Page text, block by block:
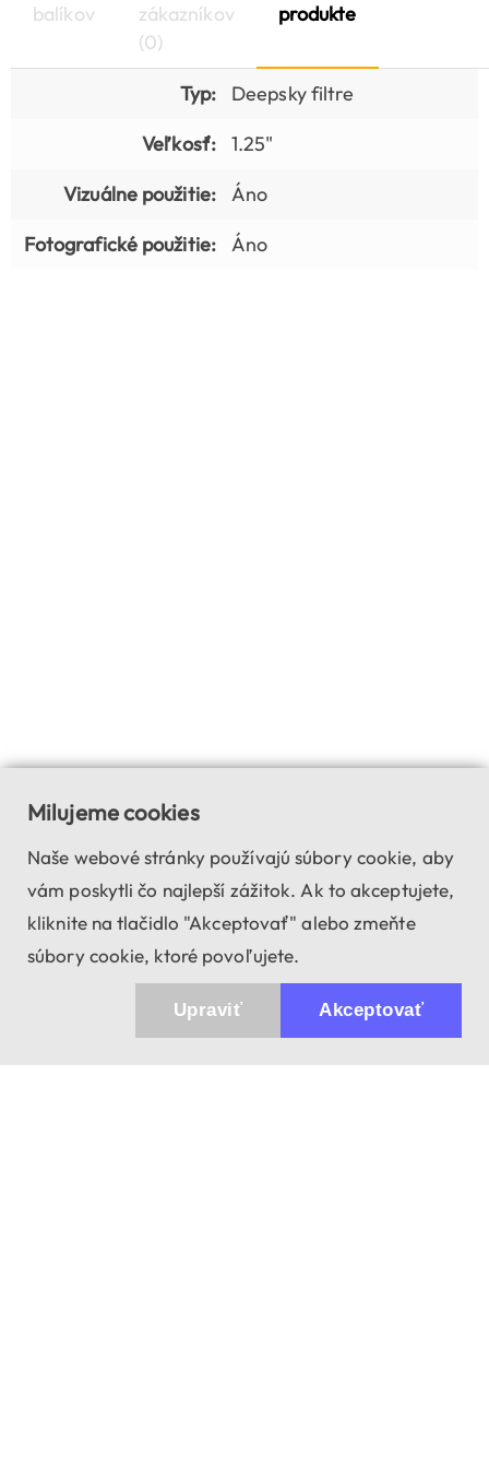
balíkov
zákazníkov
(0)
produkte
Typ:
Deepsky filtre
Veľkosť:
1.25"
Vizuálne použitie:
Áno
Fotografické použitie:
Áno
Milujeme cookies
Naše webové stránky používajú súbory cookie, aby
vám poskytli čo najlepší zážitok. Ak to akceptujete,
kliknite na tlačidlo "Akceptovať" alebo zmeňte
súbory cookie, ktoré povoľujete.
Akceptovať
Upraviť